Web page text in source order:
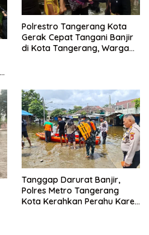
Polrestro Tangerang Kota
Gerak Cepat Tangani Banjir
di Kota Tangerang, Warga
Tanggap Darurat Banjir,
Polres Metro Tangerang
Kota Kerahkan Perahu Karet